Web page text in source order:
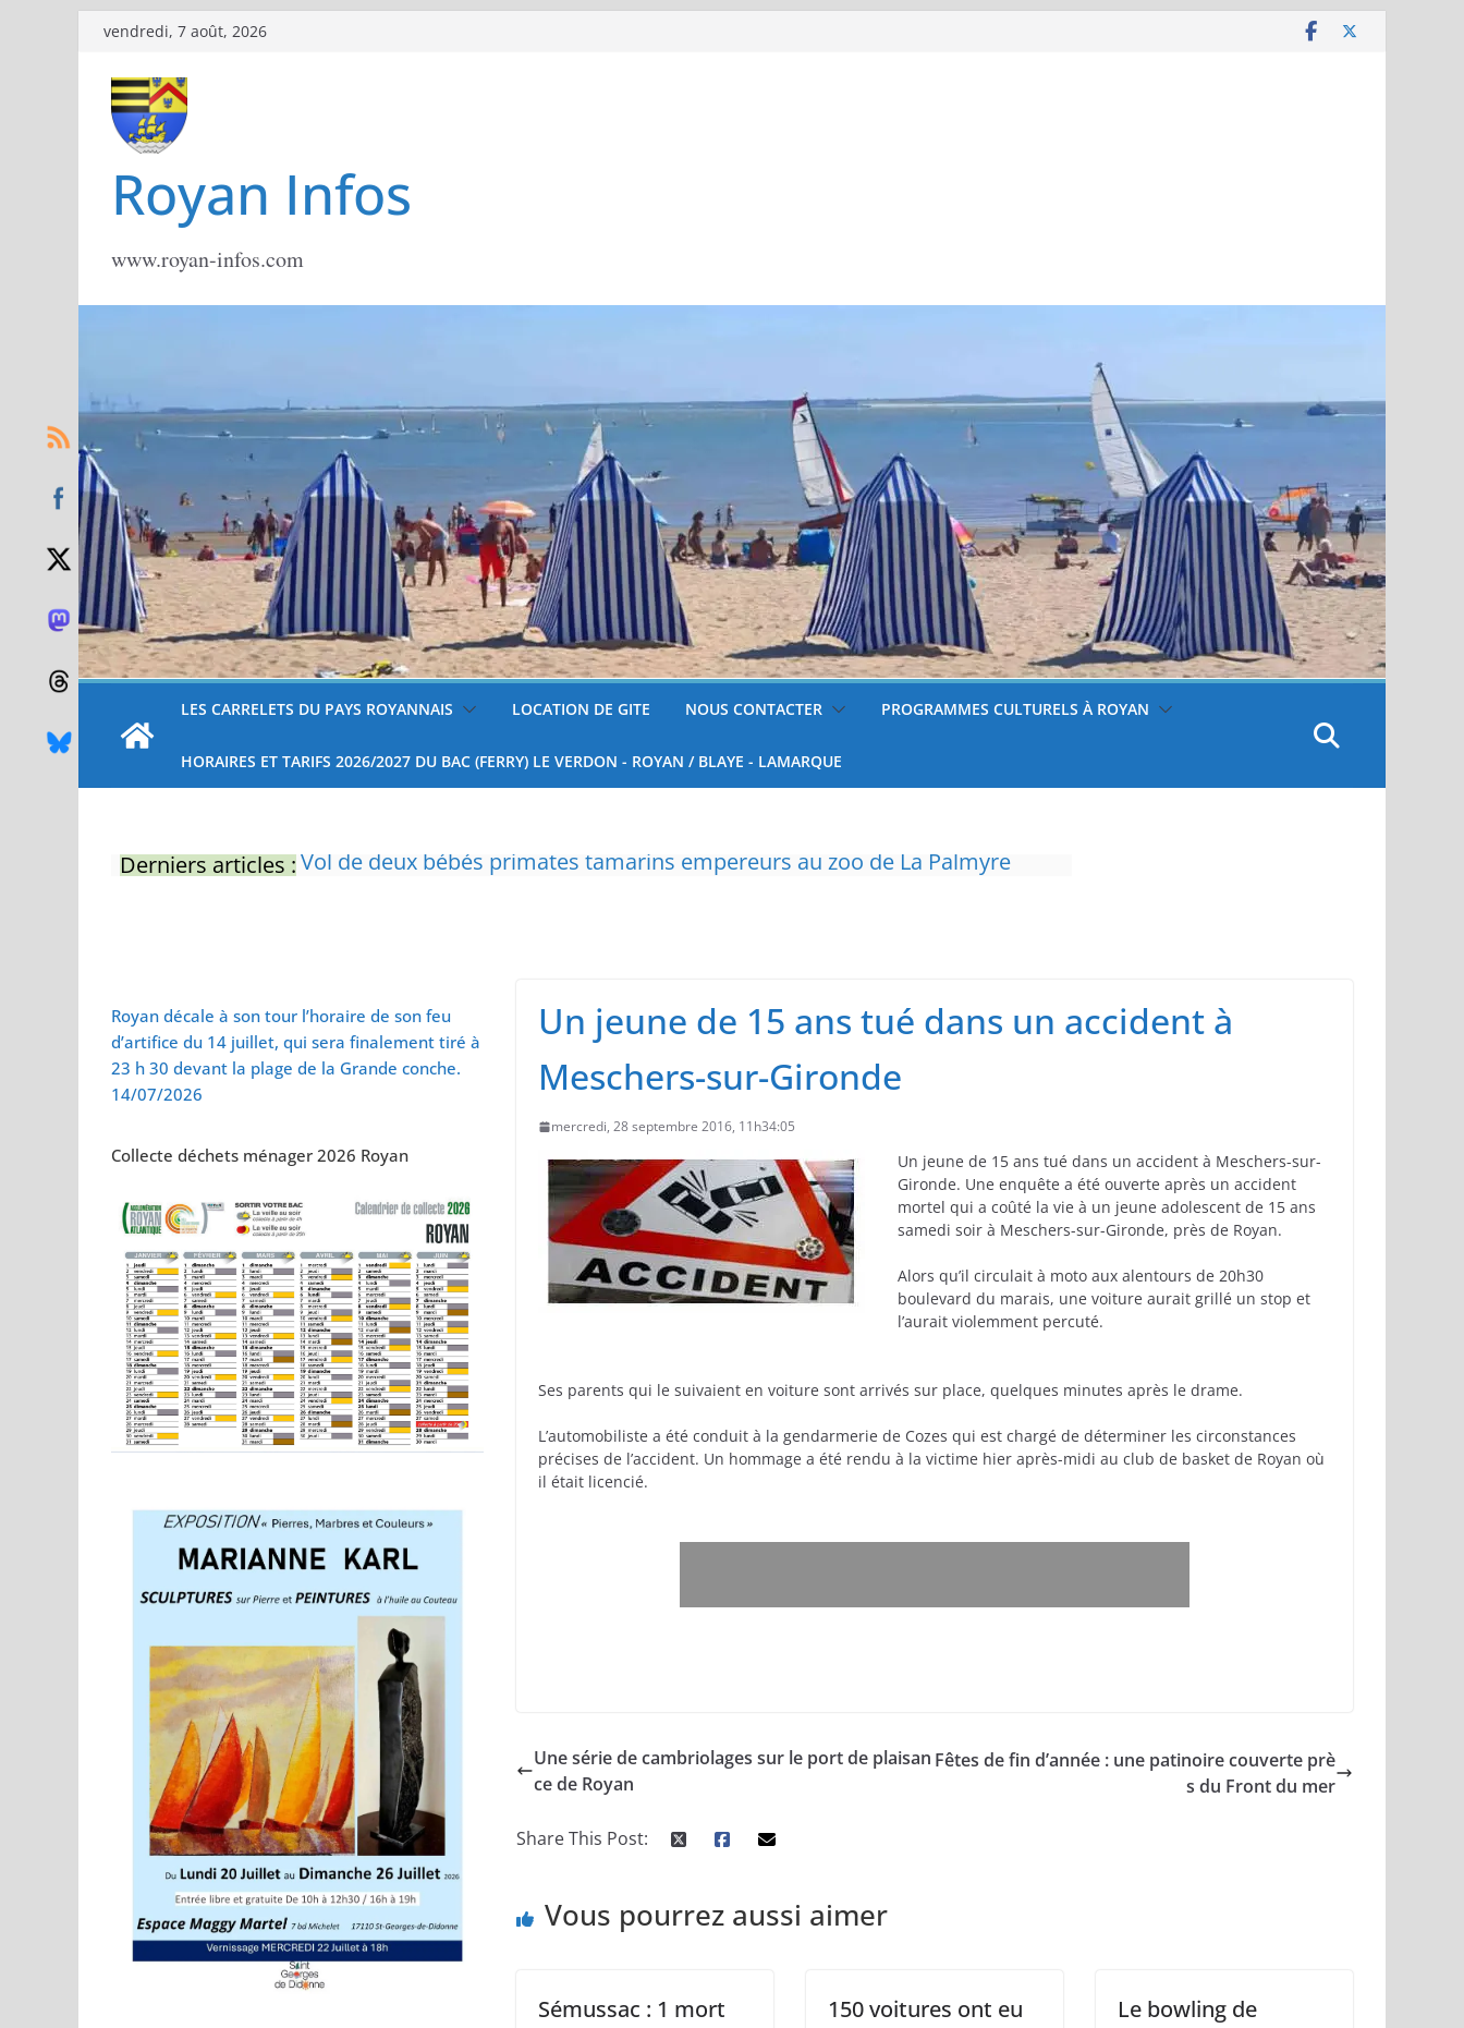
Passer
contenu
vendredi, 7 août, 2026
Royan Infos
www.royan-infos.com
LES CARRELETS DU PAYS ROYANNAIS LOCATION DE GITE NOUS CONTACTER PROGRAMMES CULTURELS À ROYAN
HORAIRES ET TARIFS 2026/2027 DU BAC (FERRY) LE VERDON - ROYAN / BLAYE - LAMARQUE
Derniers articles :Eau potable : Le préfet de Charente-Maritime annonce de nouvelles
Un jeune de 15 ans tué dans un accident à
Meschers-sur-Gironde
mercredi, 28 septembre 2016, 11h34:05
Un jeune de 15 ans tué dans un accident à Meschers-sur-
Gironde. Une enquête a été ouverte après un accident
mortel qui a coûté la vie à un jeune adolescent de 15 ans
samedi soir à Meschers-sur-Gironde, près de Royan.
Alors qu’il circulait à moto aux alentours de 20h30
boulevard du marais, une voiture aurait grillé un stop et
l’aurait violemment percuté.
Ses parents qui le suivaient en voiture sont arrivés sur place, quelques minutes après le drame.
L’automobiliste a été conduit à la gendarmerie de Cozes qui est chargé de déterminer les circonstances
précises de l’accident. Un hommage a été rendu à la victime hier après-midi au club de basket de Royan où
il était licencié.
Une série de cambriolages sur le port de plaisan
ce de Royan
Fêtes de fin d’année : une patinoire couverte prè
s du Front du mer
Share This Post:
Vous pourrez aussi aimer
Sémussac : 1 mort
150 voitures ont eu
Le bowling de
Royan décale à son tour l’horaire de son feu
d’artifice du 14 juillet, qui sera finalement tiré à
23 h 30 devant la plage de la Grande conche.
14/07/2026
Collecte déchets ménager 2026 Royan